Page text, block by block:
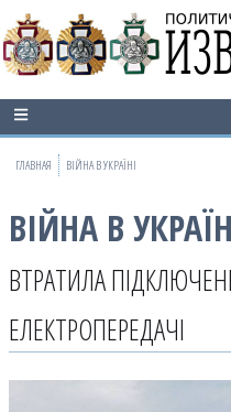
ГЛАВНАЯ ВІЙНА В УКРАЇНІ
ВІЙНА В
ВТРАТИЛА
ЕЛЕКТРОПЕРЕДАЧІ